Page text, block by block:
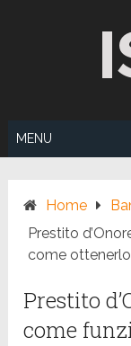
MENU
Home
Prestito
come ottenerlo
Prestito
come